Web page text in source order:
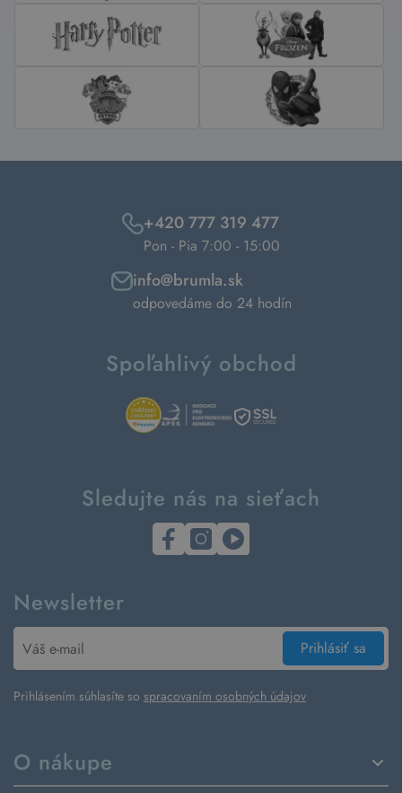
O nákupe
+420 777 319 477
Pon - Pia 7:00 - 15:00
info@brumla.sk
odpovedáme do 24 hodín
Spoľahlivý obchod
Sledujte nás na sieťach
Newsletter
Prihlásiť sa
Prihlásením súhlasíte so spracovaním osobných údajov